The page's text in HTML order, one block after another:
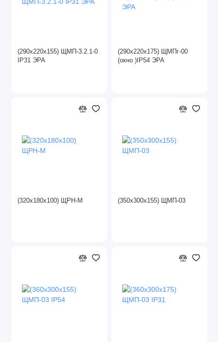
(290х220х155) ЩМП-3.2.1-0
IP31 ЭРА
(290х220х175) ЩМПг-00
(окно )IP54 ЭРА
(320х180х100) ЩPH-M (350х300х155) ЩМП-03